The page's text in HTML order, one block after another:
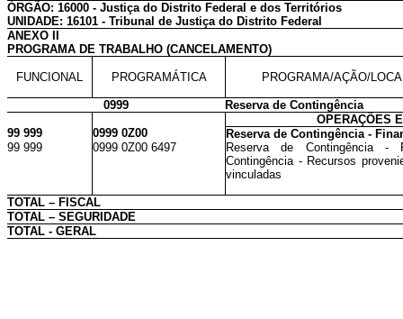
ÓRGÃO: 16000 - Justiça do Distrito Federal e dos Territórios
UNIDADE: 16101 - Tribunal de Justiça do Distrito Federal
ANEXO II
PROGRAMA DE TRABALHO (CANCELAMENTO)
FUNCIONAL PROGRAMÁTICA PROGRAMA/AÇÃO/
0999
Reserva de Contingência
OPERAÇÕES
99 999
0999 0Z00
Reserva de Contingência -
99 999
0999 0Z00 6497
Reserva de Contingência -
Contingência - Recursos
vinculadas
TOTAL – FISCAL
TOTAL – SEGURIDADE
TOTAL - GERAL